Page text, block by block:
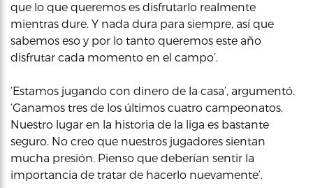
que lo que queremos es disfrutarlo realmente
mientras dure. Y nada dura para siempre, así que
sabemos eso y por lo tanto queremos este año
disfrutar cada momento en el campo’.
‘Estamos jugando con dinero de la casa’, argumentó.
‘Ganamos tres de los últimos cuatro campeonatos.
Nuestro lugar en la historia de la liga es bastante
seguro. No creo que nuestros jugadores sientan
mucha presión. Pienso que deberían sentir la
importancia de tratar de hacerlo nuevamente’.